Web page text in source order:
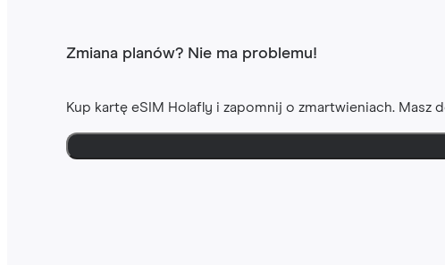
Zmiana planów? Nie ma problemu!
Kup kartę eSIM Holafly i zapomnij o zmartwieniach. Masz